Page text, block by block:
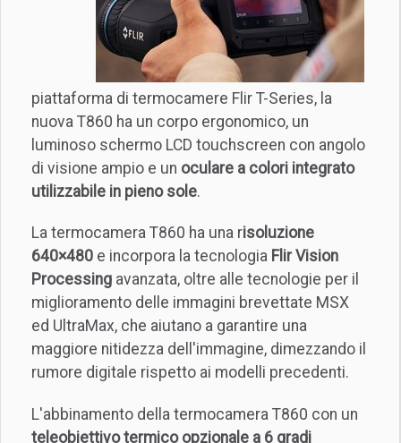
piattaforma di termocamere Flir T-Series, la
nuova T860 ha un corpo ergonomico, un
luminoso schermo LCD touchscreen con angolo
di visione ampio e un oculare a colori integrato
utilizzabile in pieno sole.
La termocamera T860 ha una risoluzione
640×480 e incorpora la tecnologia Flir Vision
Processing avanzata, oltre alle tecnologie per il
miglioramento delle immagini brevettate MSX
ed UltraMax, che aiutano a garantire una
maggiore nitidezza dell'immagine, dimezzando il
rumore digitale rispetto ai modelli precedenti.
L'abbinamento della termocamera T860 con un
teleobiettivo termico opzionale a 6 gradi